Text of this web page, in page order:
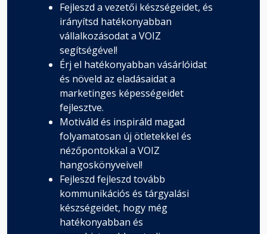
Fejleszd a vezetői készségeidet, és
irányítsd hatékonyabban
vállalkozásodat a VOIZ
segítségével!
Érj el hatékonyabban vásárlóidat
és növeld az eladásaidat a
marketinges képességeidet
fejlesztve.
Motiváld és inspiráld magad
folyamatosan új ötletekkel és
nézőpontokkal a VOIZ
hangoskönyveivel!
Fejleszd fejleszd tovább
kommunikációs és tárgyalási
készségeidet, hogy még
hatékonyabban és